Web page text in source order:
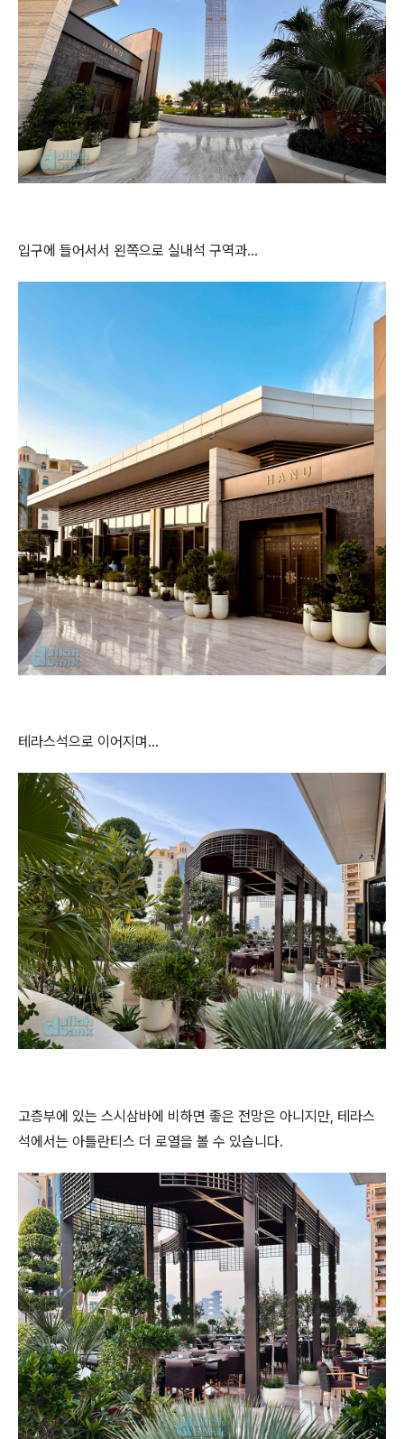
입구에 들어서서 왼쪽으로 실내석 구역과...
테라스석으로 이어지며...
고층부에 있는 스시삼바에 비하면 좋은 전망은 아니지만, 테라스
석에서는 아틀란티스 더 로열을 볼 수 있습니다.